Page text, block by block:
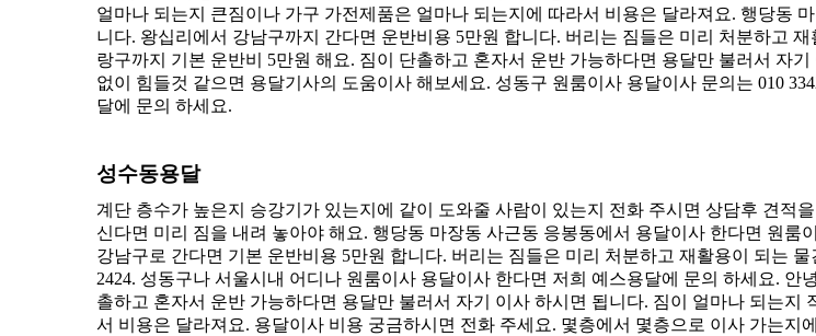
얼마나 되는지 큰짐이나 가구 가전제품은 얼마나 되는지에 따라서 비용은 달라져요. 행당동
니다. 왕십리에서 강남구까지 간다면 운반비용 5만원 합니다. 버리는 짐들은 미리 처분하고
랑구까지 기본 운반비 5만원 해요. 짐이 단촐하고 혼자서 운반 가능하다면 용달만 불러서 자
없이 힘들것 같으면 용달기사의 도움이사 해보세요. 성동구 원룸이사 용달이사 문의는 010
달에 문의 하세요.
성수동용달
계단 층수가 높은지 승강기가 있는지에 같이 도와줄 사람이 있는지 전화 주시면 상담후 견적
신다면 미리 짐을 내려 놓아야 해요. 행당동 마장동 사근동 응봉동에서 용달이사 한다면 원
강남구로 간다면 기본 운반비용 5만원 합니다. 버리는 짐들은 미리 처분하고 재활용이 되는
2424. 성동구나 서울시내 어디나 원룸이사 용달이사 한다면 저희 예스용달에 문의 하세요.
촐하고 혼자서 운반 가능하다면 용달만 불러서 자기 이사 하시면 됩니다. 짐이 얼마나 되는
서 비용은 달라져요. 용달이사 비용 궁금하시면 전화 주세요. 몇층에서 몇층으로 이사 가는지